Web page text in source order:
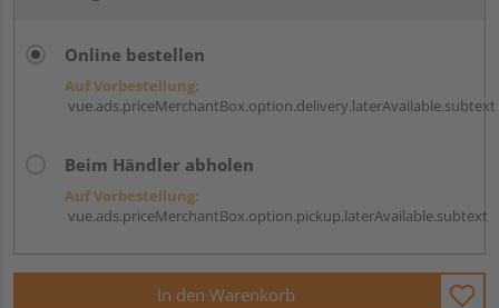
Online bestellen
Auf Vorbestellung:
vue.ads.priceMerchantBox.option.delivery.laterAvailable.subtext
Beim Händler abholen
Auf Vorbestellung:
vue.ads.priceMerchantBox.option.pickup.laterAvailable.subtext
In den Warenkorb